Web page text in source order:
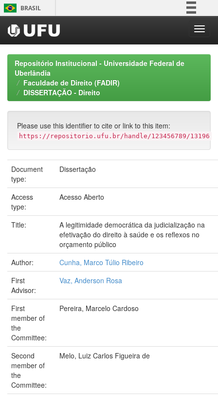
Skip
navigation
BRASIL
Participe
Acesso à informação
Repositório Institucional - Universidade Federal de
Uberlândia
Faculdade de Direito (FADIR)
DISSERTAÇÃO - Direito
Please use this identifier to cite or link to this item:
https://repositorio.ufu.br/handle/123456789/13196
Document
type:
Dissertação
Access
type:
Acesso Aberto
Title:
A legitimidade democrática da judicialização na
efetivação do direito à saúde e os reflexos no
orçamento público
Author:
Cunha, Marco Túlio Ribeiro
First
Advisor:
Vaz, Anderson Rosa
First
member of
the
Committee:
Pereira, Marcelo Cardoso
Second
member of
the
Committee:
Melo, Luiz Carlos Figueira de